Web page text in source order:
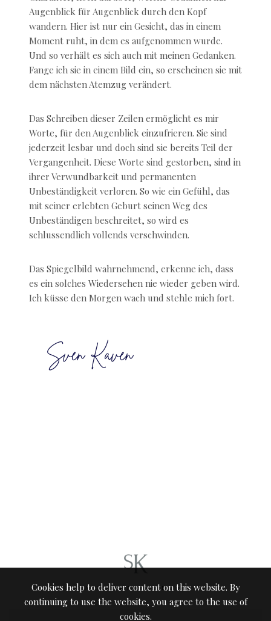
Augenblick für Augenblick durch den Kopf
wandern. Hier ist nur ein Gesicht, das in einem
Moment ruht, in dem es aufgenommen wurde.
Und so verhält es sich auch mit meinen Gedanken.
Fange ich sie in einem Bild ein, so erscheinen sie mit
dem nächsten Atemzug verändert.
Das Schreiben dieser Zeilen ermöglicht es mir
Worte, für den Augenblick einzufrieren. Sie sind
jederzeit lesbar und doch sind sie bereits Teil der
Vergangenheit. Diese Worte sind gestorben, sind in
ihrer Verwundbarkeit und permanenten
Unbeständigkeit verloren. So wie ein Gefühl, das
mit seiner erlebten Geburt seinen Weg des
Unbeständigen beschreitet, so wird es
schlussendlich vollends verschwinden.
Das Spiegelbild wahrnehmend, erkenne ich, dass
es ein solches Wiedersehen nie wieder geben wird.
Ich küsse den Morgen wach und stehle mich fort.
TAGE IN STILLE
Cookies help to deliver content on this website. By
continuing to use the website, you agree to the use of
cookies.